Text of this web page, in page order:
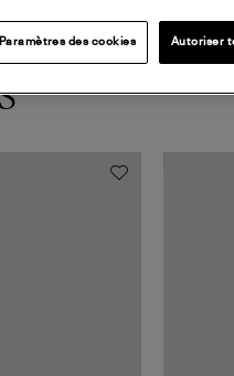
Paramètres des cookies Autoriser